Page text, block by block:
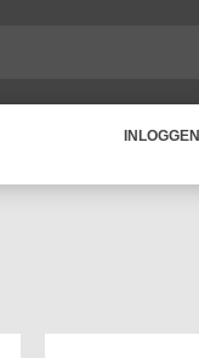
INLOGGEN